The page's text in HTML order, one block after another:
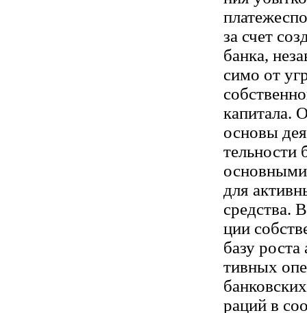
за счет
банка,
симо от
капитала.
основы
тельности
для
средства.
ции
базу роста
тивных
раций в